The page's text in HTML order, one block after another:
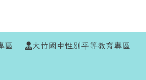
區 大竹國中性別平等教育專區